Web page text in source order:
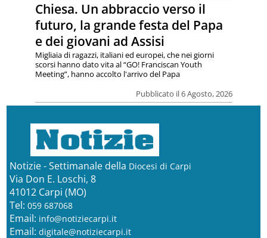
Chiesa. Un abbraccio verso il
futuro, la grande festa del Papa
e dei giovani ad Assisi
Pubblicato il 6 Agosto, 2026
Migliaia di ragazzi, italiani ed europei, che nei giorni
scorsi hanno dato vita al “GO! Franciscan Youth
Meeting”, hanno accolto l'arrivo del Papa
Notizie - Settimanale della Diocesi di Carpi
Via Don E. Loschi, 8
41012 Carpi (MO)
Tel: 059 687068
Email: info@notiziecarpi.it
Email: digitale@notiziecarpi.it